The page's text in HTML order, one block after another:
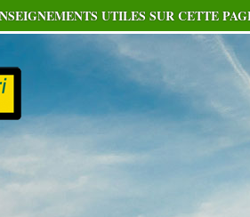
UTILES SUR CETTE